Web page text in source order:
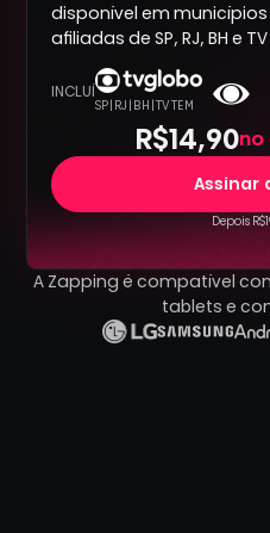
disponível em
afiliadas de SP, RJ, BH e
INCLUÍ
SP | RJ | BH | TV TEM
R$14,90no
Assinar
Depois
A Zapping é compatível
tablets e